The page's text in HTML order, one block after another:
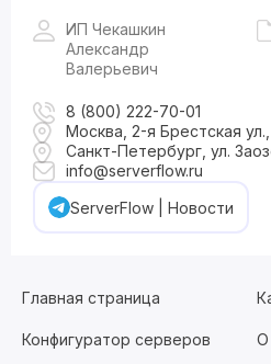
ИП Чекашкин
Александр
Валерьевич
8 (800) 222-70-01
Москва, 2-я Брестская
Санкт-Петербург, ул.
info@serverflow.ru
ServerFlow | Новости
Главная страница
Конфигуратор серверов О